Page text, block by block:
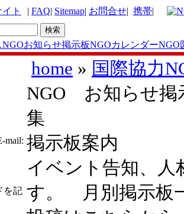
| FAQ| Sitemap| お問合せ| 携帯|
NGOお知らせ掲示板NGOカレンダーNGO
mail:
を記
home » 国際協力
NGO お知らせ掲
集
掲示板案内
イベント告知、人
す。 月別掲示